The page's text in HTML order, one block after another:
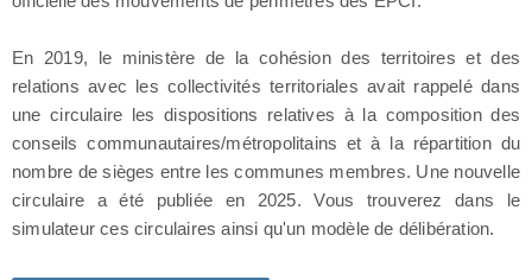
En 2019, le ministère de la cohésion des territoires et des
relations avec les collectivités territoriales avait rappelé dans
une circulaire les dispositions relatives à la composition des
conseils communautaires/métropolitains et à la répartition du
nombre de sièges entre les communes membres. Une nouvelle
circulaire a été publiée en 2025. Vous trouverez dans le
simulateur ces circulaires ainsi qu'un modèle de délibération.